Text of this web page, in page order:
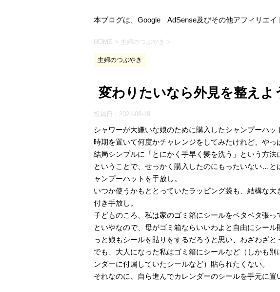
本ブログは、Google AdSense及びその他アフィリエイ
HOME > 主婦のつぶやき >
主婦のつぶやき
変わりたいなら外見を整えよ
投稿日： 2021-08-19
シャワーが大嫌いな娘のために購入したシャンプーハッ
時期を置いて何度かチャレンジをしてみたけれど、やっ
結局シンプルに「とにかく手早く髪を洗う」という方法
ということで、せっかく購入したのにもったいない…と
ャンプーハットを手放し。
いつか使うかもととっていたラッピング袋も、結構な
付き手放し。
子どものころ、私は家のゴミ箱にシールをベタベタ張
といやなので、母がゴミ箱ならいいわよと自由にシー
っと娘もシールを貼りをするだろうと思い、わざわざと
でも、大人になった私はゴミ箱にシールなど（しかも
ンダーに付属していたシールなど）貼られたくない。
それなのに、自ら進んでカレンダーのシールを手元に置